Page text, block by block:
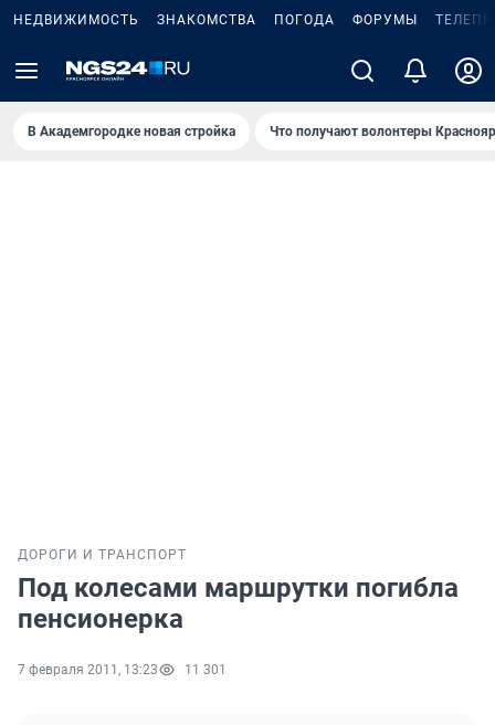
НЕДВИЖИМОСТЬ ЗНАКОМСТВА ПОГОДА ФОРУМЫ
В Академгородке новая стройка Что получают волонтеры
ДОРОГИ И ТРАНСПОРТ
Под колесами маршрутки погибла
пенсионерка
7 февраля 2011, 13:23 11 301